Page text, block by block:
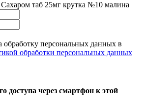
таб 25мг крутка №10 малина
обработку персональных данных в
обработки персональных данных
доступа через смартфон к этой